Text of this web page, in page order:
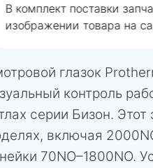
В комплект поставки
изображении товара на
глазок
контроль
серии Бизон.
включая
70NO–1800NO.